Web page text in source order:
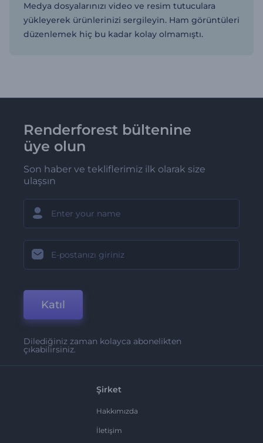
Medya dosyalarınızı video ve resim tutuculara
yükleyerek ürünlerinizi sergileyin. Ham görüntüleri
düzenlemek hiç bu kadar kolay olmamıştı.
Renderforest bültenine
üye olun
Son haber ve tekliflerimiz ilk olarak size
ulaşsın
Katıl
Dilediğiniz zaman kolayca abonelikten
çıkabilirsiniz.
Şirket
Hakkımızda
İletişim